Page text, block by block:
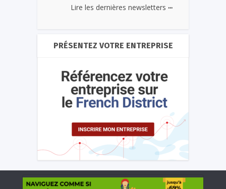
Lire les dernières newsletters ...
PRÉSENTEZ VOTRE ENTREPRISE